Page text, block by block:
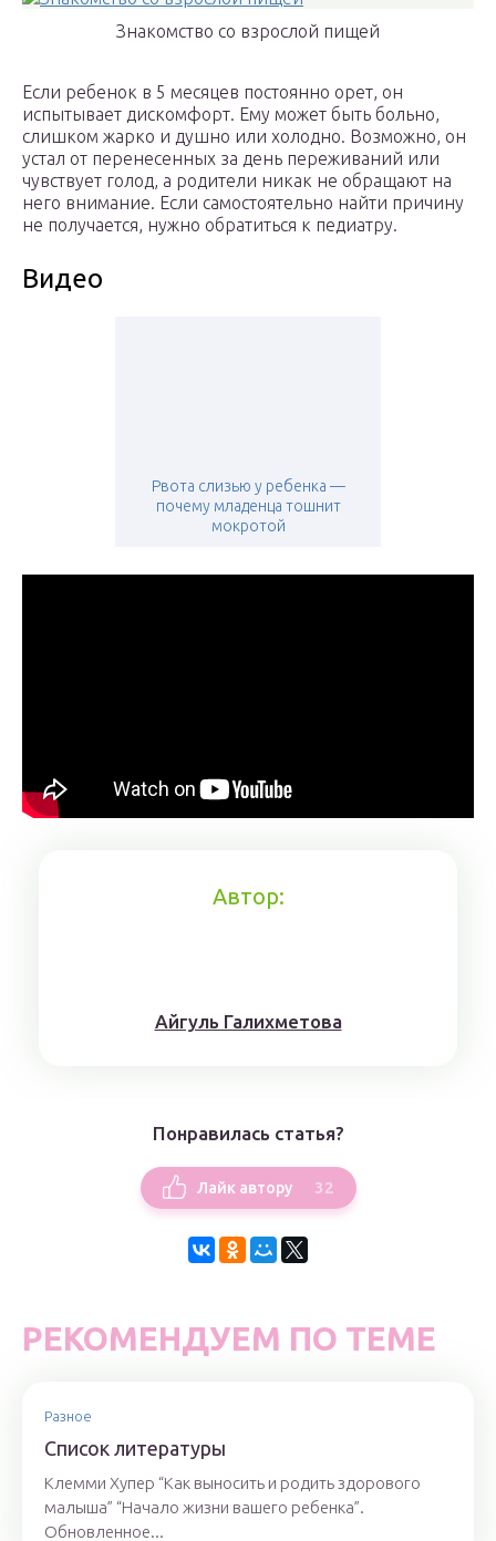
Знакомство со взрослой пищей
Если ребенок в 5 месяцев постоянно орет, он
испытывает дискомфорт. Ему может быть больно,
слишком жарко и душно или холодно. Возможно, он
устал от перенесенных за день переживаний или
чувствует голод, а родители никак не обращают на
него внимание. Если самостоятельно найти причину
не получается, нужно обратиться к педиатру.
Видео
Рвота слизью у ребенка —
почему младенца тошнит
мокротой
Автор:
Айгуль Галихметова
Понравилась статья?
Лайк автору 32
РЕКОМЕНДУЕМ ПО ТЕМЕ
Разное
Список литературы
Клемми Хупер “Как выносить и родить здорового
малыша” “Начало жизни вашего ребенка”.
Обновленное...